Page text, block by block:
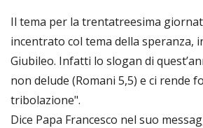
Il tema per la trentatreesima
incentrato col tema della speranza,
Giubileo. Infatti lo slogan di
non delude (Romani 5,5) e ci rende
tribolazione".
Dice Papa Francesco nel suo